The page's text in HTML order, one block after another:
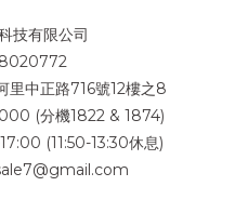
技有限公司
里中正路716號12樓之8
(分機1822 & 1874)
(11:50-13:30休息)